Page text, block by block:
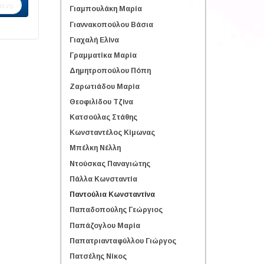
Γιαμπουλάκη Μαρία
Γιαννακοπούλου Βάσια
Γιαχαλή Ελίνα
Γραμματίκα Μαρία
Δημητροπούλου Πόπη
Ζαρωτιάδου Μαρία
Θεοφιλίδου Τζίνα
Κατσούλας Στάθης
Κωνσταντέλος Κίμωνας
Μπέλκη Νέλλη
Ντούσκας Παναγιώτης
Πάλλα Κωνσταντία
Παντούλια Κωνσταντίνα
Παπαδοπούλης Γεώργιος
Παπάζογλου Μαρία
Παπατριανταφύλλου Γιώργος
Πατσέλης Νίκος